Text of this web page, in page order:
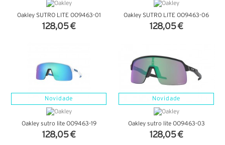
Oakley SUTRO LITE OO9463-01
128,05 €
Oakley SUTRO LITE OO9463-06
128,05 €
Novidade
Oakley sutro lite OO9463-19
128,05 €
Novidade
Oakley sutro lite OO9463-03
128,05 €